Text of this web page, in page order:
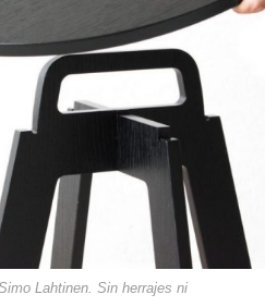
Lahtinen. Sin herrajes ni